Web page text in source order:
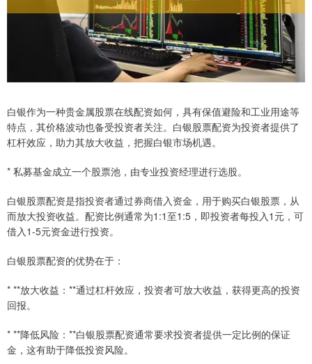
白银作为一种贵金属股票在线配资如何，具有保值避险和工业用途等
特点，其价格波动也备受投资者关注。白银股票配资为投资者提供了
杠杆效应，助力其放大收益，把握白银市场机遇。
* 私募基金成立一个股票池，由专业投资经理进行选股。
白银股票配资是指投资者通过券商借入资金，用于购买白银股票，从
而放大投资收益。配资比例通常为1:1至1:5，即投资者每投入1元，可
借入1-5元资金进行投资。
白银股票配资的优势在于：
* **放大收益：**通过杠杆效应，投资者可放大收益，获得更高的投资
回报。
* **降低风险：**白银股票配资通常要求投资者提供一定比例的保证
金，这有助于降低投资风险。